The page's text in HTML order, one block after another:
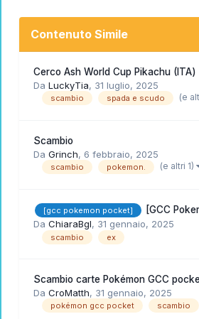
Contenuto Simile
Cerco Ash World Cup Pikachu
Da LuckyTia, 31 luglio, 2025
scambio spada e scudo (e
Scambio
Da Grinch, 6 febbraio, 2025
scambio pokemon. (e altri 1)
[gcc pokemon pocket]
[GCC
Da ChiaraBgl, 31 gennaio, 2025
scambio ex
Scambio carte Pokémon GCC
Da CroMatth, 31 gennaio, 2025
pokémon gcc pocket scambio